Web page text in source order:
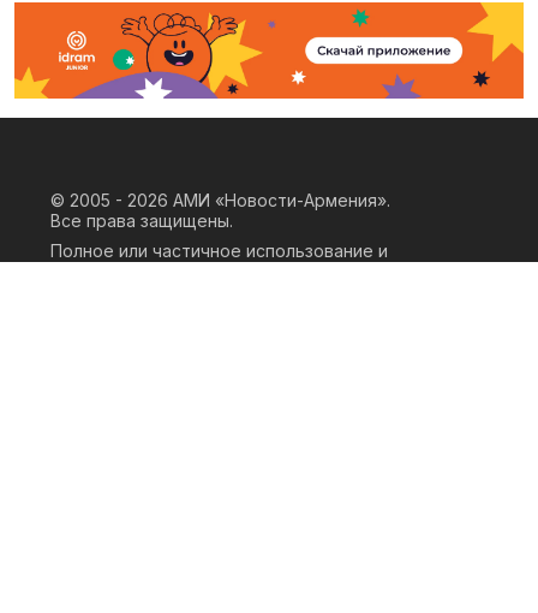
© 2005 - 2026 АМИ «Новости-Армения».
Все права защищены.
Полное или частичное использование и